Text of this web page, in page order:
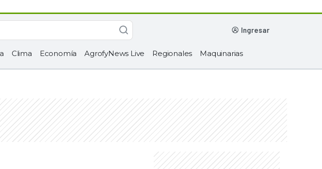
ingresar
Clima Economía AgrofyNews Live Regionales Maquinarias